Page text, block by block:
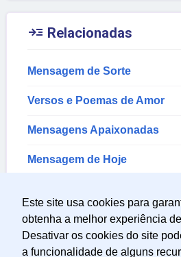
Este site usa cookies para
obtenha a melhor experiência
Desativar os cookies do site
a funcionalidade de alguns
 Relacionadas
Mensagem de Sorte
Versos e Poemas de Amor
Mensagens Apaixonadas
Mensagem de Hoje
Mensagem de Sentimentos
Mensagem de Sabedoria